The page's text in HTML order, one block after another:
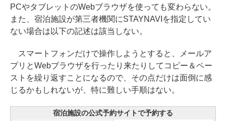
PCやタブレットのWebブラウザを使っても変わらない。
また、宿泊施設が第三者機関にSTAYNAVIを指定してい
ない場合は以下の記述は該当しない。
スマートフォンだけで操作しようとすると、メールア
プリとWebブラウザを行ったり来たりしてコピー＆ペー
ストを繰り返すことになるので、その点だけは面倒に感
じるかもしれないが、特に難しい手順はない。
宿泊施設の公式予約サイトで予約する